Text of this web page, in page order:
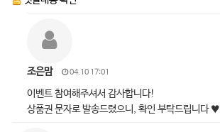
조은맘 04.10 17:01
이벤트 참여해주셔서 감사합니다!
상품권 문자로 발송드렸으니, 확인 부탁드립니다 ♥